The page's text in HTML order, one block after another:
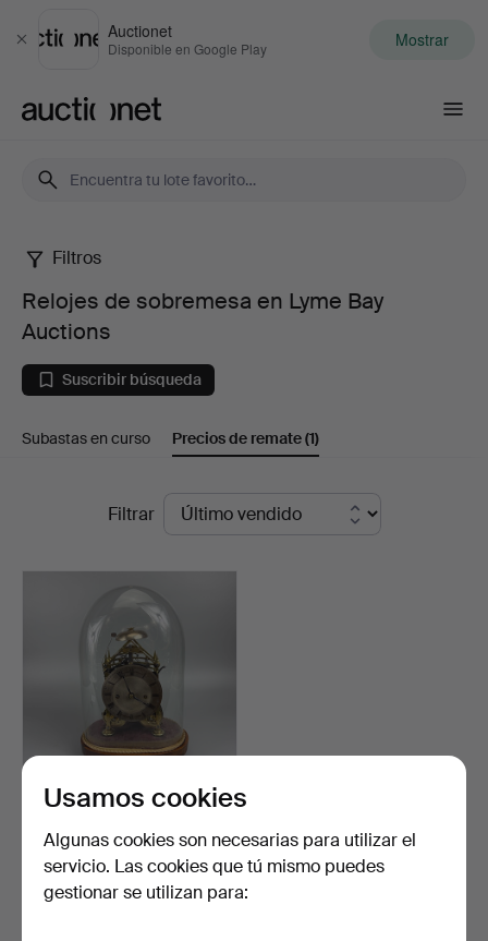
Cerrar
Auctionet
Disponible en Google Play Mostrar
Relojes
de
sobremesa
en
Auctions
Filtros
Relojes de sobremesa en Lyme Bay
Auctions
Suscribir búsqueda
Subastas en curso Precios de remate(1)
Filtrar
RELOJ PARKINSON &
FRODSHAM ANTIGUO.
Subastado 8 mar 2026
40 pujas
1.296 USD
Usamos cookies
Algunas cookies son necesarias para utilizar el
servicio. Las cookies que tú mismo puedes
gestionar se utilizan para: